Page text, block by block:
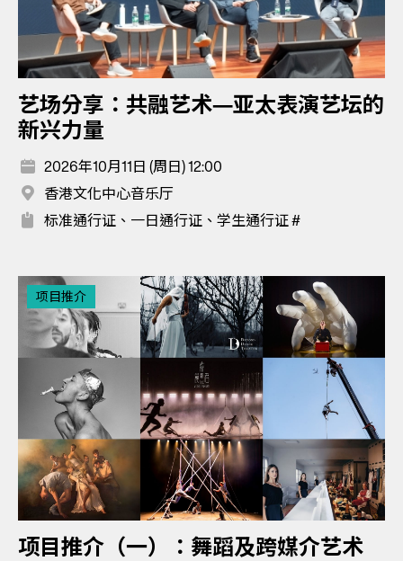
艺场分享：共融艺术—亚太表演艺坛的
新兴力量
2026年10月11日 (周日) 12:00
香港文化中心音乐厅
标准通行证、一日通行证、学生通行证 #
项目推介
项目推介（一）：舞蹈及跨媒介艺术